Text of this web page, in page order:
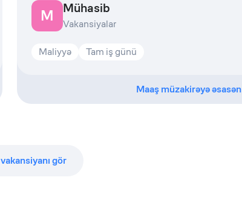
M Mühasib
Vakansiyalar
Maliyyə Tam iş günü
Maaş müzakirəyə əsasən
vakansiyanı gör